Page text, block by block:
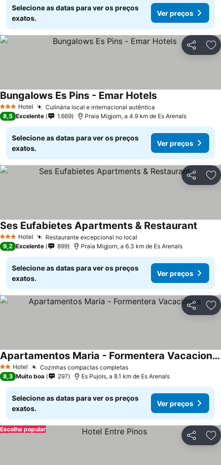
Selecione as datas para ver os preços
exatos.
Ver preços
Partilhar
3 EstrelasHotel Culinária local e internacional autêntica
Bungalows Es Pins - Emar Hotels
8,5 Excelente 1.669 Praia Migjorn, a 4.9 km de Es Arenals
Selecione as datas para ver os preços
exatos.
Ver preços
Partilhar
3 EstrelasHotel Restaurante excepcional no local
Ses Eufabietes Apartments & Restaurant
9,2 Excelente 899 Praia Migjorn, a 6.3 km de Es Arenals
Selecione as datas para ver os preços
exatos.
Ver preços
Partilhar
2 Estrelas
Hotel Cozinhas compactas completas
Apartamentos Maria - Formentera Vacaciones
8,3 Muito boa 297 Es Pujols, a 8.1 km de Es Arenals
Selecione as datas para ver os preços
exatos.
Ver preços
Partilhar
Escolha popular